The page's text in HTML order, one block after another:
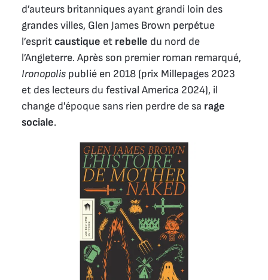
d’auteurs britanniques ayant grandi loin des
grandes villes, Glen James Brown perpétue
l’esprit caustique et rebelle du nord de
l’Angleterre. Après son premier roman remarqué,
Ironopolis publié en 2018 (prix Millepages 2023
et des lecteurs du festival America 2024), il
change d'époque sans rien perdre de sa rage
sociale.